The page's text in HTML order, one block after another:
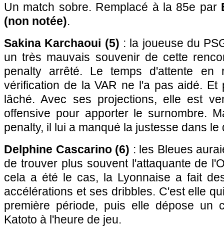
Un match sobre. Remplacé à la 85e par
(non notée).
Sakina Karchaoui (5) : la joueuse du
un très mauvais souvenir de cette
penalty arrêté. Le temps d'attente en
vérification de la VAR ne l'a pas aidé. Et
lâché. Avec ses projections, elle est
offensive pour apporter le surnombre.
penalty, il lui a manqué la justesse dans le
Delphine Cascarino (6) : les Bleues
de trouver plus souvent l'attaquante de
cela a été le cas, la Lyonnaise a fait
accélérations et ses dribbles. C'est elle
première période, puis elle dépose un
Katoto à l'heure de jeu.